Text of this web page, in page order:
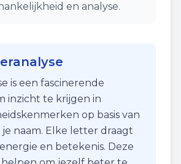
en analyse.
is een fascinerende
inzicht te krijgen in
op basis van
naam. Elke letter draagt
en betekenis. Deze